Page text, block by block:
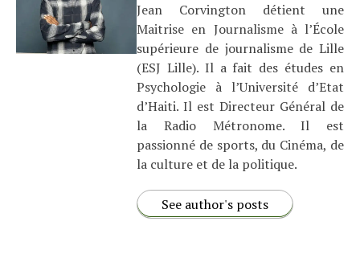
Jean Corvington détient une
Maitrise en Journalisme à l’École
supérieure de journalisme de Lille
(ESJ Lille). Il a fait des études en
Psychologie à l’Université d’Etat
d’Haiti. Il est Directeur Général de
la Radio Métronome. Il est
passionné de sports, du Cinéma, de
la culture et de la politique.
See author's posts